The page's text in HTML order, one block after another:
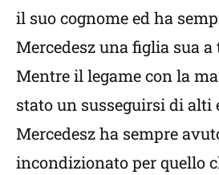
il suo cognome ed ha
Mercedesz una figlia sua
Mentre il legame con la
stato un susseguirsi di alti
Mercedesz ha sempre
incondizionato per quello